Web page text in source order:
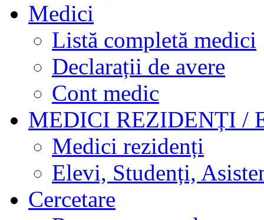
Medici
Listă completă medici
Declarații de avere
Cont medic
MEDICI REZIDENȚI /
Medici rezidenți
Elevi, Studenți,
Cercetare